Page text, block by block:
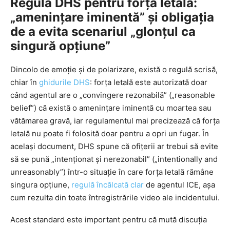
„amenințare iminentă” și obligația
de a evita scenariul „glonțul ca
singură opțiune”
Dincolo de emoție și de polarizare, există o regulă scrisă,
chiar în ghidurile DHS: forța letală este autorizată doar
când agentul are o „convingere rezonabilă” („reasonable
belief”) că există o amenințare iminentă cu moartea sau
vătămarea gravă, iar regulamentul mai precizează că forța
letală nu poate fi folosită doar pentru a opri un fugar. În
același document, DHS spune că ofițerii ar trebui să evite
să se pună „intenționat și nerezonabil” („intentionally and
unreasonably”) într-o situație în care forța letală rămâne
singura opțiune, regulă încălcată clar de agentul ICE, așa
cum rezulta din toate întregistrările video ale incidentului.
Acest standard este important pentru că mută discuția